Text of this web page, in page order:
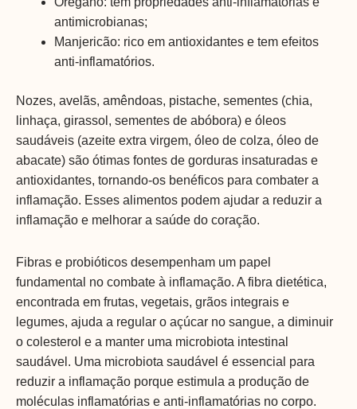
antimicrobianas;
Manjericão: rico em antioxidantes e tem efeitos
anti-inflamatórios.
Nozes, avelãs, amêndoas, pistache, sementes (chia,
linhaça, girassol, sementes de abóbora) e óleos
saudáveis (azeite extra virgem, óleo de colza, óleo de
abacate) ​​são ótimas fontes de gorduras insaturadas e
antioxidantes, tornando-os benéficos para combater a
inflamação. Esses alimentos podem ajudar a reduzir a
inflamação e melhorar a saúde do coração.
Fibras e probióticos desempenham um papel
fundamental no combate à inflamação. A fibra dietética,
encontrada em frutas, vegetais, grãos integrais e
legumes, ajuda a regular o açúcar no sangue, a diminuir
o colesterol e a manter uma microbiota intestinal
saudável. Uma microbiota saudável é essencial para
reduzir a inflamação porque estimula a produção de
moléculas inflamatórias e anti-inflamatórias no corpo.